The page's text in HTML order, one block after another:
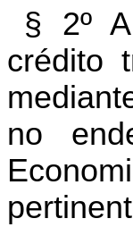
§ 2º
crédito
no